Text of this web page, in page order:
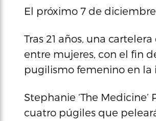
El próximo 7 de
Tras 21 años, una
entre mujeres, con el fin
pugilismo femenino en la
Stephanie ‘The Medicine’
cuatro púgiles que